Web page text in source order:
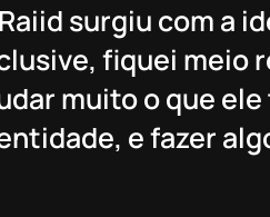
surgiu com a
fiquei meio
muito o que
e fazer